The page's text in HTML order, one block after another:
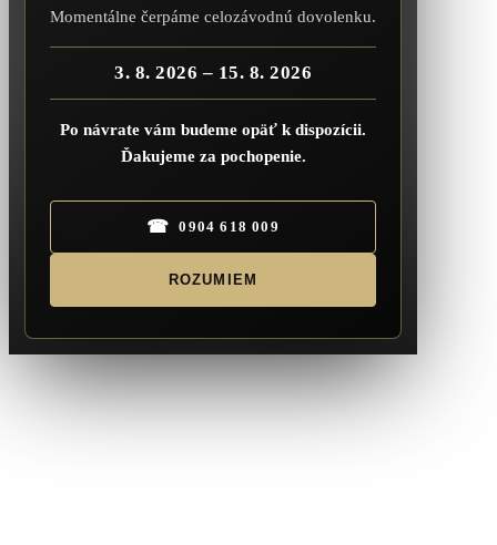
Momentálne čerpáme celozávodnú dovolenku.
3. 8. 2026 – 15. 8. 2026
Po návrate vám budeme opäť k dispozícii.
Ďakujeme za pochopenie.
☎ 0904 618 009
ROZUMIEM